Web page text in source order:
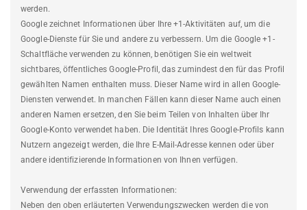
werden.
Google zeichnet Informationen über Ihre +1-Aktivitäten auf, um die
Google-Dienste für Sie und andere zu verbessern. Um die Google +1-
Schaltfläche verwenden zu können, benötigen Sie ein weltweit
sichtbares, öffentliches Google-Profil, das zumindest den für das Profil
gewählten Namen enthalten muss. Dieser Name wird in allen Google-
Diensten verwendet. In manchen Fällen kann dieser Name auch einen
anderen Namen ersetzen, den Sie beim Teilen von Inhalten über Ihr
Google-Konto verwendet haben. Die Identität Ihres Google-Profils kann
Nutzern angezeigt werden, die Ihre E-Mail-Adresse kennen oder über
andere identifizierende Informationen von Ihnen verfügen.
Verwendung der erfassten Informationen:
Neben den oben erläuterten Verwendungszwecken werden die von